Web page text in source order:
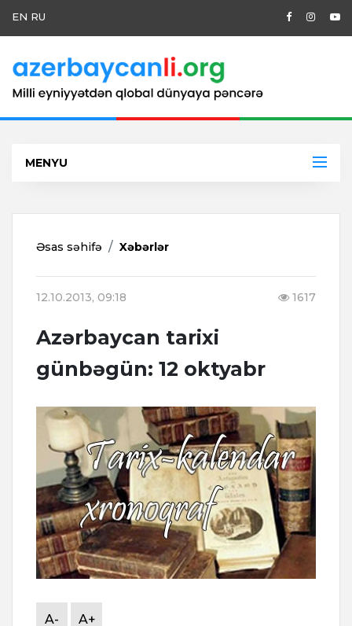
EN RU
MENYU
Əsas səhifə Xəbərlər
12.10.2013, 09:18 1617
Azərbaycan tarixi
günbəgün: 12 oktyabr
A- A+